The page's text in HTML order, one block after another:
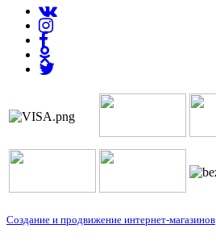
Создание и продвижение интернет-магазинов